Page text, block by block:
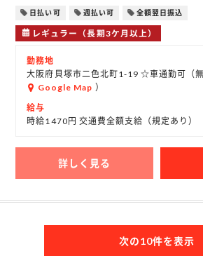
日払い可 週払い可 全額翌日振込
レギュラー（長期3ケ月以上）
勤務地
大阪府貝塚市二色北町1-19 ☆車通勤可（
Google Map ）
給与
時給1470円 交通費全額支給（規定あり）
詳しく見る
次の10件を表示